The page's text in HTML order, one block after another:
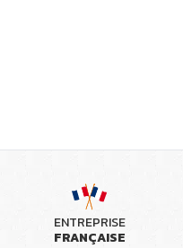
ENTREPRISE
FRANÇAISE